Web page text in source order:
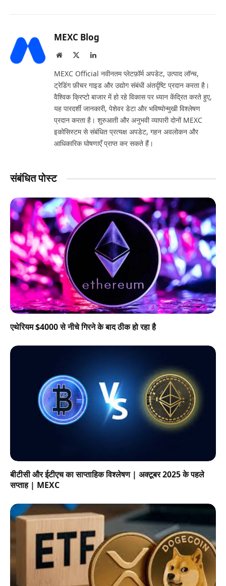
MEXC Blog
Website LinkedIn
MEXC Official नवीनतम प्लेटफ़ॉर्म अपडेट, उत्पाद लॉन्च,
ट्रेडिंग फ़ीचर गाइड और उद्योग संबंधी अंतर्दृष्टि प्रदान करता है।
वैश्विक क्रिप्टो बाजार में हो रहे विकास पर ध्यान केंद्रित करते हुए,
यह पारदर्शी जानकारी, पेशेवर डेटा और भविष्योन्मुखी विश्लेषण
प्रदान करता है। शुरुआती और अनुभवी व्यापारी दोनों MEXC
इकोसिस्टम से संबंधित प्रत्यक्ष अपडेट, गहन अवलोकन और
आधिकारिक घोषणाएँ प्राप्त कर सकते हैं।
संबंधित पोस्ट
एथेरियम $4000 से नीचे गिरने के बाद ठीक हो रहा है
बीटीसी और ईटीएच का साप्ताहिक विश्लेषण | अक्टूबर 2025 के पहले
सप्ताह | MEXC